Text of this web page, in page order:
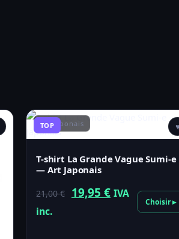
Art Japonais
TOP
T-shirt La Grande Vague Sumi-e
— Art Japonais
21,00€
Le
19,95 €Le
IVA
inc.
Choisir ▸